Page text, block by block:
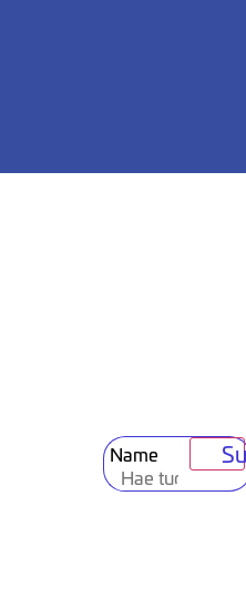
Name